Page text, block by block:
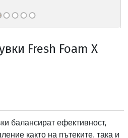
Fresh Foam X
балансират ефективност,
както на пътеките, така и